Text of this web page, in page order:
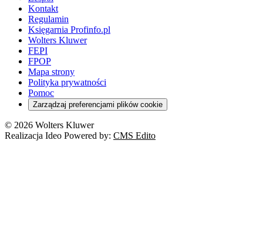
Kontakt
Regulamin
Księgarnia Profinfo.pl
Wolters Kluwer
FEPI
FPOP
Mapa strony
Polityka prywatności
Pomoc
Zarządzaj preferencjami plików cookie
© 2026 Wolters Kluwer
Realizacja Ideo Powered by: CMS Edito